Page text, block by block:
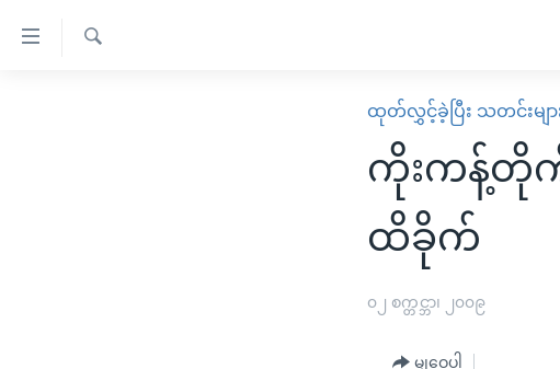
ထုတ်လွှင့်ခဲ့ပြီး သတင်းမျာ
ကိုးကန့်တိုက်
ထိခိုက်
၀၂ စက္တင္ဘာ၊ ၂၀၀၉
မျှဝေပါ